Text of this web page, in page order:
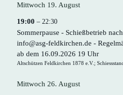
Mittwoch 19. August
19:00 – 22:30
Sommerpause - Schießbetrieb
info@asg-feldkirchen.de -
ab dem 16.09.2026 19 Uhr
Altschützen Feldkirchen 1878 e.V.;
Mittwoch 26. August